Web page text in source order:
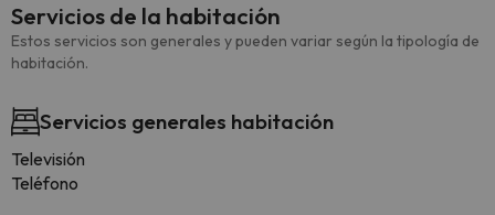
Servicios de la habitación
Estos servicios son generales y pueden variar según la tipología de
habitación.
Servicios generales habitación
Televisión
Teléfono